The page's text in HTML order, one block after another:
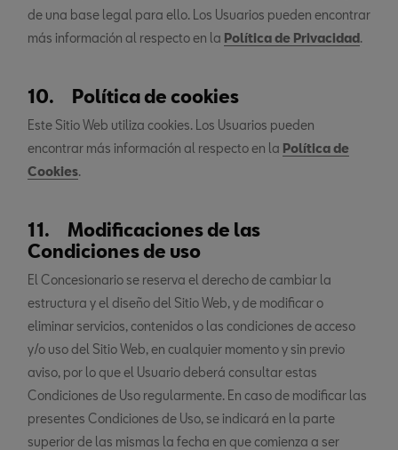
de una base legal para ello. Los Usuarios pueden encontrar
más información al respecto en la Política de Privacidad.
10. Política de cookies
Este Sitio Web utiliza cookies. Los Usuarios pueden
encontrar más información al respecto en la Política de
Cookies.
11. Modificaciones de las
Condiciones de uso
El Concesionario se reserva el derecho de cambiar la
estructura y el diseño del Sitio Web, y de modificar o
eliminar servicios, contenidos o las condiciones de acceso
y/o uso del Sitio Web, en cualquier momento y sin previo
aviso, por lo que el Usuario deberá consultar estas
Condiciones de Uso regularmente. En caso de modificar las
presentes Condiciones de Uso, se indicará en la parte
superior de las mismas la fecha en que comienza a ser